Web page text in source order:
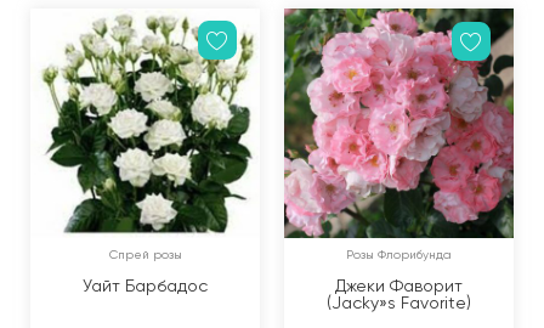
Спрей розы
Уайт Барбадос
Розы Флорибунда
Джеки Фаворит
(Jacky»s Favorite)